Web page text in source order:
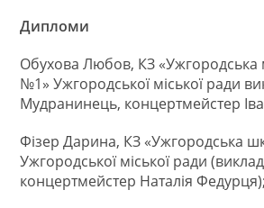
Дипломи
Обухова Любов, КЗ
№1» Ужгородської міської ради
Мудранинець, концертмейстер
Фізер Дарина, КЗ «Ужгородська
Ужгородської міської ради
концертмейстер Наталія Федурця);